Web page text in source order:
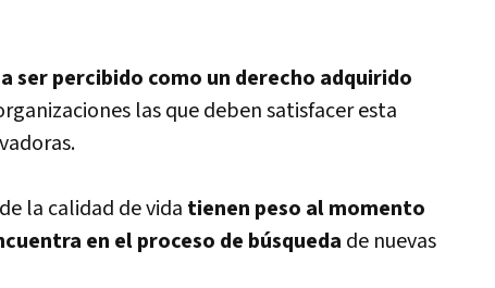
ser percibido como un derecho adquirido
las que deben satisfacer esta
la calidad de vida tienen peso al momento
en el proceso de búsqueda de nuevas